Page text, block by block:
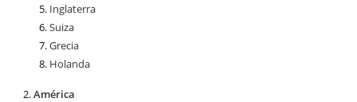
Inglaterra
Suiza
Grecia
Holanda
América